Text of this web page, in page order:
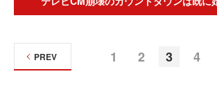
1 2 3 4
PREV